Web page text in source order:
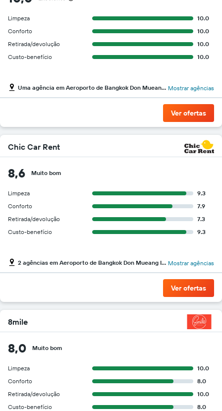
Limpeza
10.0
Conforto
10.0
Retirada/devolução
10.0
Custo-benefício
10.0
Uma agência em Aeroporto de Bangkok Don Mueang Intl Mostrar agências
Ver ofertas
Chic Car Rent
8,6 Muito bom
Limpeza
9.3
Conforto
7.9
Retirada/devolução
7.3
Custo-benefício
9.3
2 agências em Aeroporto de Bangkok Don Mueang Intl Mostrar agências
Ver ofertas
8mile
8,0 Muito bom
Limpeza
10.0
Conforto
8.0
Retirada/devolução
10.0
Custo-benefício
8.0